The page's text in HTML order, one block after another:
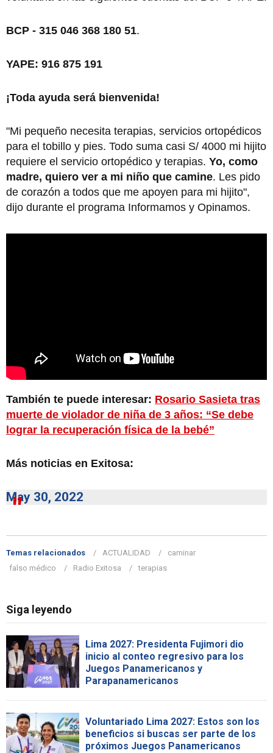
BCP - 315 046 368 180 51.
YAPE: 916 875 191
¡Toda ayuda será bienvenida!
"Mi pequeño necesita terapias, servicios ortopédicos
para el tobillo y pies. Todo suma casi S/ 4000 mi hijito
requiere el servicio ortopédico y terapias. Yo, como
madre, quiero ver a mi niño que camine. Les pido
de corazón a todos que me apoyen para mi hijito",
dijo durante el programa Informamos y Opinamos.
También te puede interesar: Rosario Sasieta tras
muerte de violador de niña de 3 años: “Se debe
lograr la recuperación física de la bebé”
Más noticias en Exitosa:
May 30, 2022
Temas relacionados ACTUALIDAD
caminar
falso médico
Radio Exitosa terapias
Siga leyendo
Lima 2027: Presidenta Fujimori dio
inicio al conteo regresivo para los
Juegos Panamericanos y
Parapanamericanos
Voluntariado Lima 2027: Estos son los
beneficios si buscas ser parte de los
próximos Juegos Panamericanos